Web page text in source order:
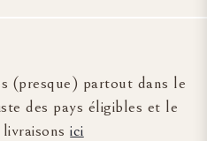
(presque) partout dans le
des pays éligibles et le
livraisonsici